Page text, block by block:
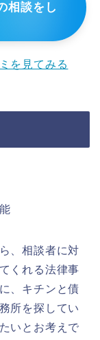
相談をし
を見てみる
、相談者に対
くれる法律事
、キチンと債
所を探してい
いとお考えで